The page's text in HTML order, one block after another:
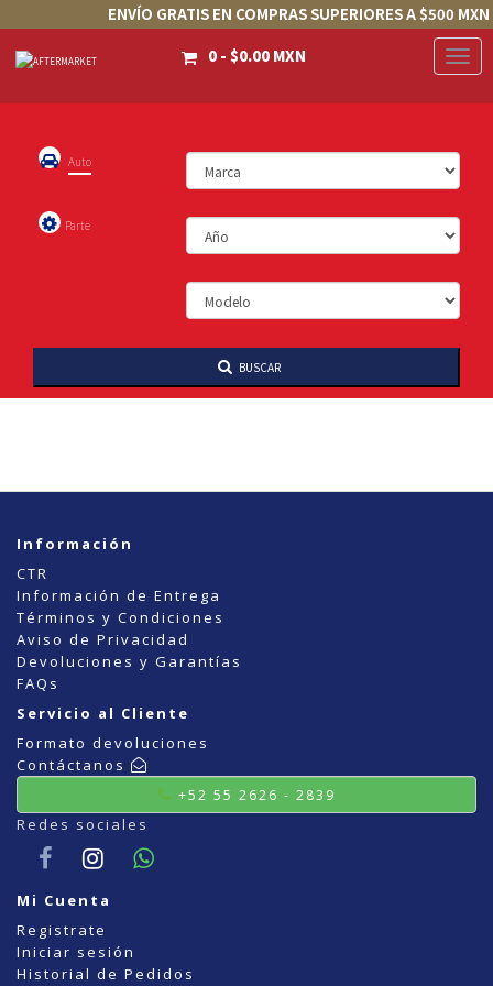
ENVÍO GRATIS EN COMPRAS SUPERIORES A $500 MXN
AFTERMARKET 0 - $0.00 MXN
Auto
Parte
BUSCAR
Información
CTR
Información de Entrega
Términos y Condiciones
Aviso de Privacidad
Devoluciones y Garantías
FAQs
Servicio al Cliente
Formato devoluciones
Contáctanos
+52 55 2626 - 2839
Redes sociales
Mi Cuenta
Registrate
Iniciar sesión
Historial de Pedidos